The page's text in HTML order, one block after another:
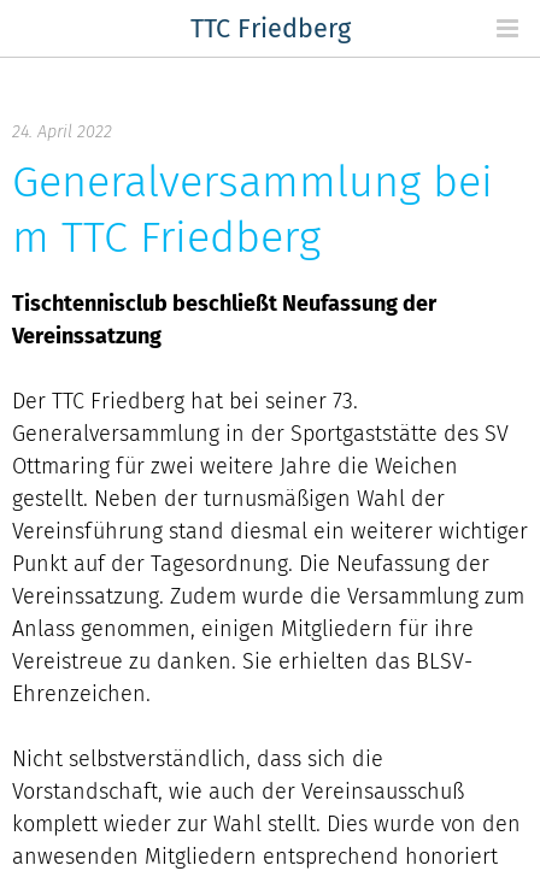
TTC Friedberg
24. April 2022
Generalversammlung bei
m TTC Friedberg
Tischtennisclub beschließt Neufassung der
Vereinssatzung
Der TTC Friedberg hat bei seiner 73.
Generalversammlung in der Sportgaststätte des SV
Ottmaring für zwei weitere Jahre die Weichen
gestellt. Neben der turnusmäßigen Wahl der
Vereinsführung stand diesmal ein weiterer wichtiger
Punkt auf der Tagesordnung. Die Neufassung der
Vereinssatzung. Zudem wurde die Versammlung zum
Anlass genommen, einigen Mitgliedern für ihre
Vereistreue zu danken. Sie erhielten das BLSV-
Ehrenzeichen.
Nicht selbstverständlich, dass sich die
Vorstandschaft, wie auch der Vereinsausschuß
komplett wieder zur Wahl stellt. Dies wurde von den
anwesenden Mitgliedern entsprechend honoriert